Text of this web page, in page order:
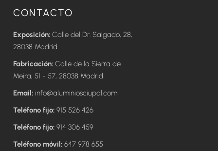
CONTACTO
Exposición: Calle del Dr. Salgado, 28,
28038 Madrid
Fabricación: Calle de la Sierra de
Meira, 51 - 57, 28038 Madrid
Email: info@aluminiosciupal.com
Teléfono fijo: 915 526 426
Teléfono fijo: 914 306 459
Teléfono móvil: 647 978 655